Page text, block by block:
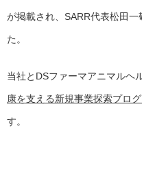
が掲載され、SARR代表松田
た。
当社とDSファーマアニマルヘ
康を支える新規事業探索プロ
す。